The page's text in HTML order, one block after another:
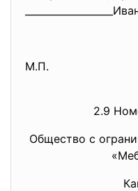
М.П.
2.9
Общество с